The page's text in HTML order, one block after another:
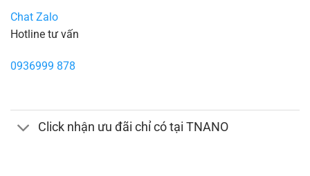
Chat Zalo
Hotline tư vấn
0936999 878
Click nhận ưu đãi chỉ có tại TNANO